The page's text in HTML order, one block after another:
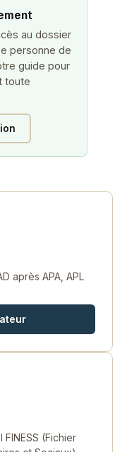
au dossier
personne de
guide pour
toute
après APA, APL
(Fichier